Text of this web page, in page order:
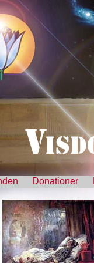
Donationer